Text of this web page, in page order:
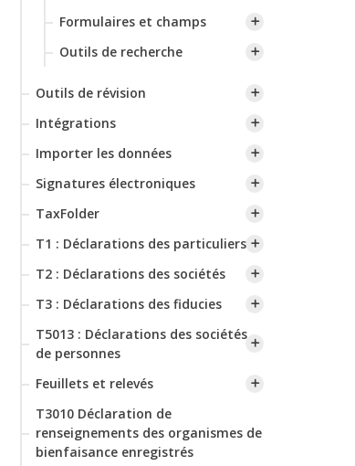
Formulaires et champs
Outils de recherche
Outils de révision
Intégrations
Importer les données
Signatures électroniques
TaxFolder
T1 : Déclarations des particuliers
T2 : Déclarations des sociétés
T3 : Déclarations des fiducies
T5013 : Déclarations des sociétés
de personnes
Feuillets et relevés
T3010 Déclaration de
renseignements des organismes de
bienfaisance enregistrés